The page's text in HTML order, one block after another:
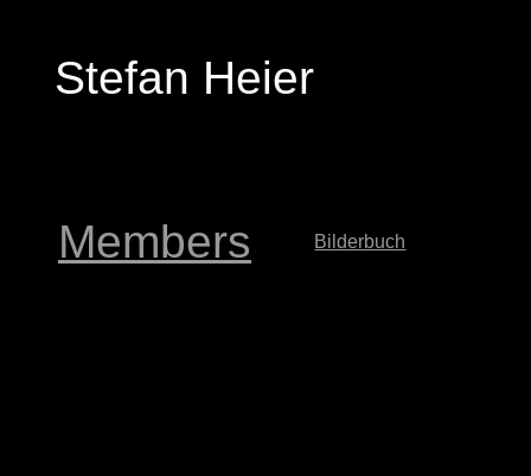
Stefan Heier
Members Bilderbuch